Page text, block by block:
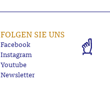
FOLGEN SIE UNS
Facebook
Instagram
Youtube
Newsletter